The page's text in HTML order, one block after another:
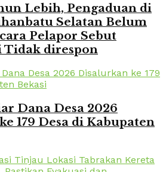
Lebih, Pengaduan di
Selatan Belum
Pelapor Sebut
Tidak direspon
Dana Desa 2026
179 Desa di Kabupaten